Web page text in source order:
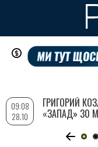
Перейти
содержанию
09:08
28.10
ГРИГОРИЙ
«ЗАПАД» 30